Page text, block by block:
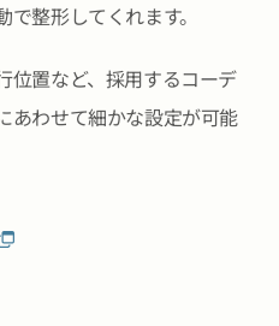
整形してくれます。
位置など、採用するコーデ
あわせて細かな設定が可能